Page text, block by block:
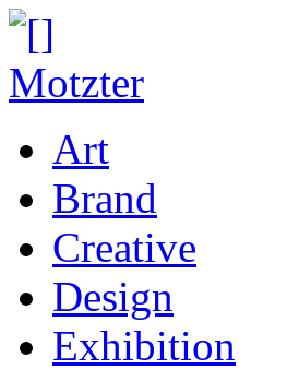
Art
Brand
Creative
Design
Exhibition